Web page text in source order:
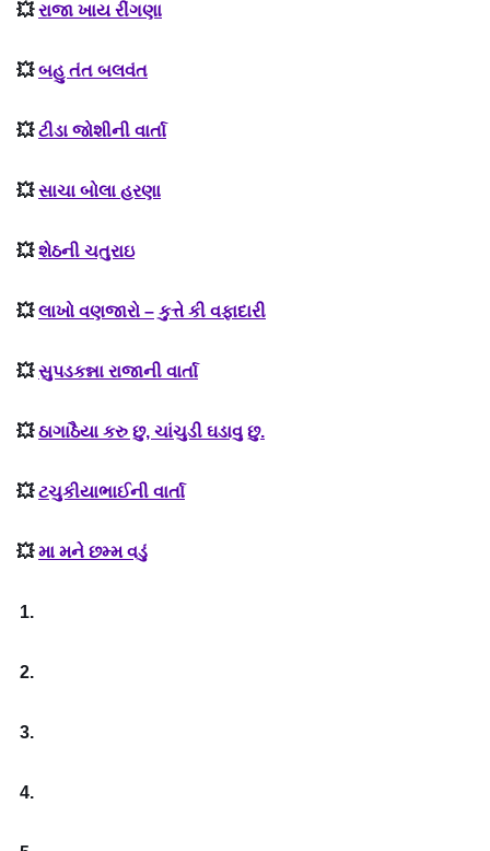
💥રાજા ખાય રીંગણા
💥બહુ તંત બલવંત
💥ટીડા જોશીની વાર્તા
💥સાચા બોલા હરણા
💥શેઠની ચતુરાઇ
💥લાખો વણજારો – કુત્તે કી વફાદારી
💥સુપડકન્ના રાજાની વાર્તા
💥ઠાગાઠૈયા કરુ છુ, ચાંચુડી ઘડાવુ છુ.
💥ટચુકીયાભાઈની વાર્તા
💥મા મને છમ્મ વડું